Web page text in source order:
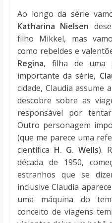
Ao longo da série
Katharina Nielsen
filho Mikkel, mas
como rebeldes e
Regina, filha de uma
importante da série,
cidade, Claudia assume
descobre sobre as
responsável por
Outro personagem
(que me parece uma
científica H. G. Wells).
década de 1950,
estranhos que se
inclusive Claudia
uma máquina do
conceito de viagens